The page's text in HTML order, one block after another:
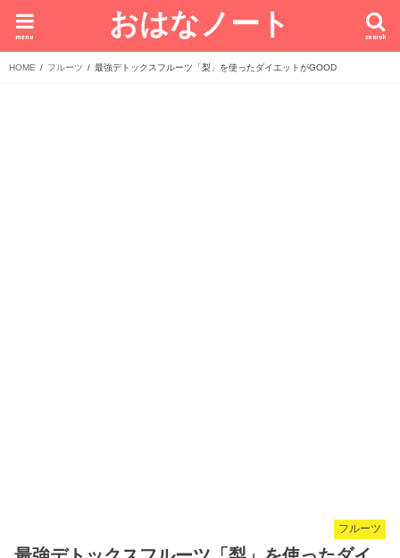
おはなノート search
menu
HOME フルーツ 最強デトックスフルーツ「梨」を使ったダイエットがGOOD
フルーツ